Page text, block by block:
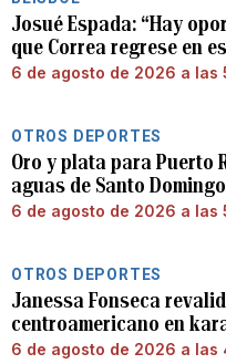
Josué Espada: “Hay
que Correa regrese en
6 de agosto de 2026 a las
OTROS DEPORTES
Oro y plata para Puerto
aguas de Santo Domingo
6 de agosto de 2026 a las
OTROS DEPORTES
Janessa Fonseca
centroamericano en
6 de agosto de 2026 a las